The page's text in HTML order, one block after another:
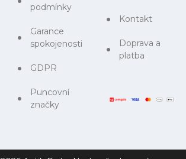
podmínky
Garance
spokojenosti
GDPR
Puncovní
značky
Kontakt
Doprava a
platba